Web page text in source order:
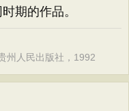
期的作品。
州人民出版社，1992